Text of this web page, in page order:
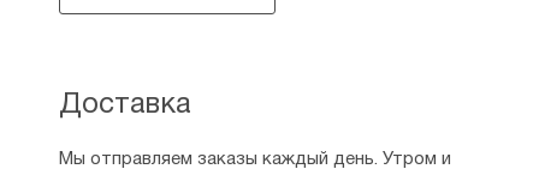
«Архангельский Патерик»
«Обитель на белом море» (житие Преп.
Савватия Соловецкого)
«Память его да будет незабвенна…» —
Доставка
Мы отправляем заказы каждый день. Утром и